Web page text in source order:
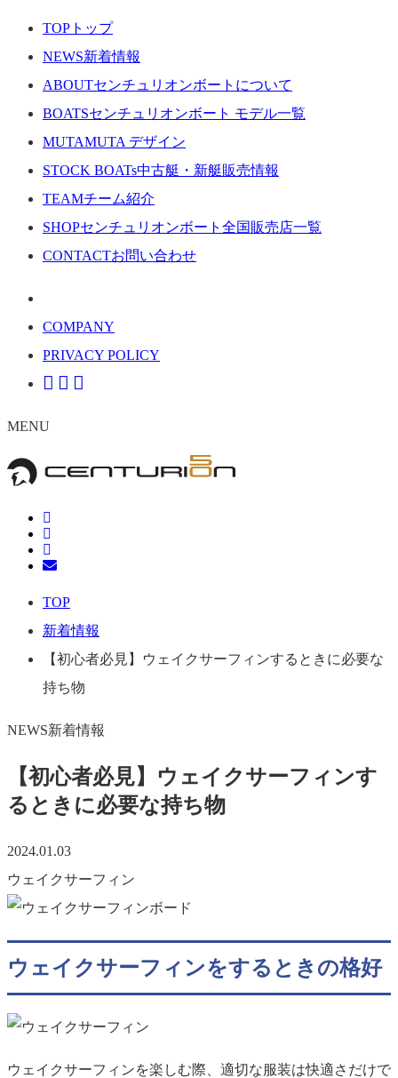
TOP トップ
NEWS新着情報
ABOUTセンチュリオンボートについて
BOATSセンチュリオンボート モデル一覧
MUTAMUTA デザイン
STOCK BOATs中古艇・新艇販売情報
TEAMチーム紹介
SHOPセンチュリオンボート全国販売店一覧
CONTACTお問い合わせ
COMPANY
PRIVACY POLICY
MENU
TOP
新着情報
【初心者必見】ウェイクサーフィンするときに必要な
持ち物
NEWS新着情報
【初心者必見】ウェイクサーフィンす
るときに必要な持ち物
2024.01.03
ウェイクサーフィン
ウェイクサーフィンをするときの格好
ウェイクサーフィンを楽しむ際、適切な服装は快適さだけで